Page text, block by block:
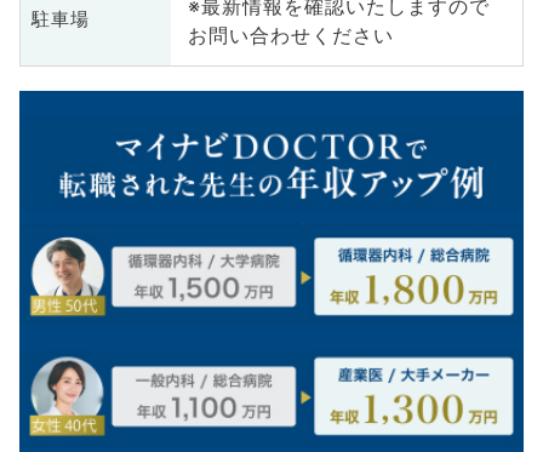
駐車場
※最新情報を確認いたしますので
お問い合わせください